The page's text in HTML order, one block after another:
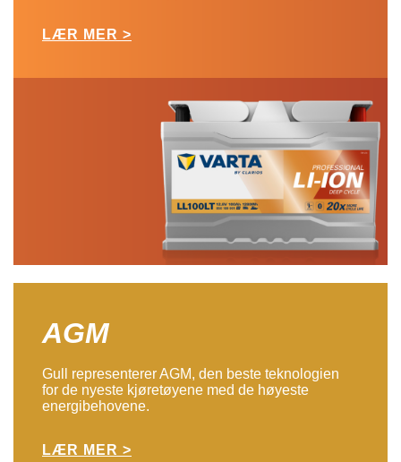
LÆR MER >
AGM
Gull representerer AGM, den beste teknologien
for de nyeste kjøretøyene med de høyeste
energibehovene.
LÆR MER >